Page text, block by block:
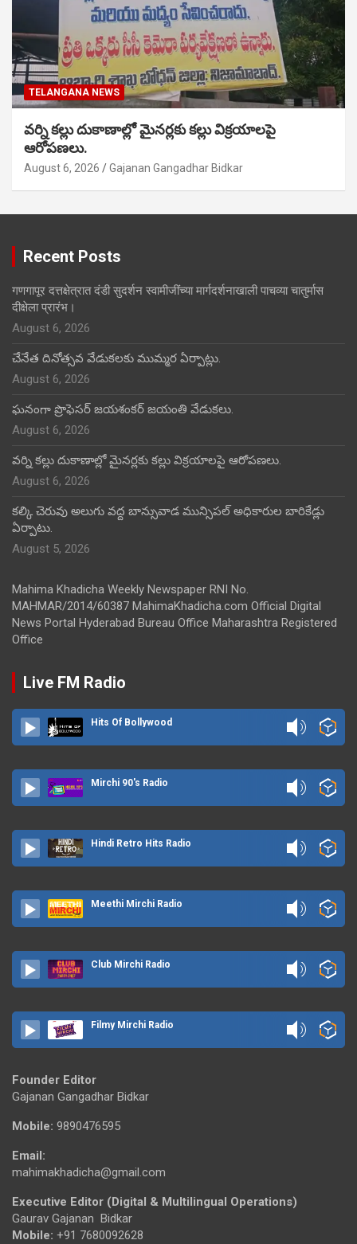
TELANGANA NEWS
వర్ని కల్లు దుకాణాల్లో మైనర్లకు కల్లు విక్రయాలపై
ఆరోపణలు.
August 6, 2026 Gajanan Gangadhar Bidkar
Recent Posts
गणगापूर दत्तक्षेत्रात दंडी सुदर्शन स्वामीजींच्या मार्गदर्शनाखाली पाचव्या चातुर्मास
दीक्षेला प्रारंभ।
August 6, 2026
చేనేత దినోత్సవ వేడుకలకు ముమ్మర ఏర్పాట్లు.
August 6, 2026
ఘనంగా ప్రొఫెసర్ జయశంకర్ జయంతి వేడుకలు.
August 6, 2026
వర్ని కల్లు దుకాణాల్లో మైనర్లకు కల్లు విక్రయాలపై ఆరోపణలు.
August 6, 2026
కల్కి చెరువు అలుగు వద్ద బాన్సువాడ మున్సిపల్ అధికారుల బారికేడ్లు
ఏర్పాటు.
August 5, 2026
Mahima Khadicha Weekly Newspaper RNI No.
MAHMAR/2014/60387 MahimaKhadicha.com Official Digital
News Portal Hyderabad Bureau Office Maharashtra Registered
Office
Live FM Radio
Hits Of Bollywood
Mirchi 90's Radio
Hindi Retro Hits Radio
Meethi Mirchi Radio
Club Mirchi Radio
Filmy Mirchi Radio
Founder Editor
Gajanan Gangadhar Bidkar
Mobile: 9890476595
Email:
mahimakhadicha@gmail.com
Executive Editor (Digital & Multilingual Operations)
Gaurav Gajanan Bidkar
Mobile: +91 7680092628